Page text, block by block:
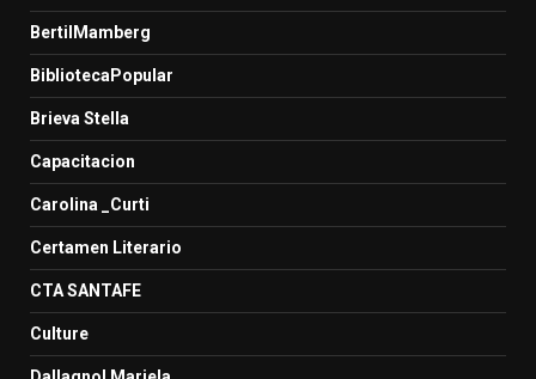
BertilMamberg
BibliotecaPopular
Brieva Stella
Capacitacion
Carolina _Curti
Certamen Literario
CTA SANTAFE
Culture